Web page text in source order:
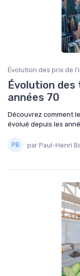
Évolution des prix de
Évolution des
années 70
Découvrez comment
évolué depuis les
par Paul-Henri